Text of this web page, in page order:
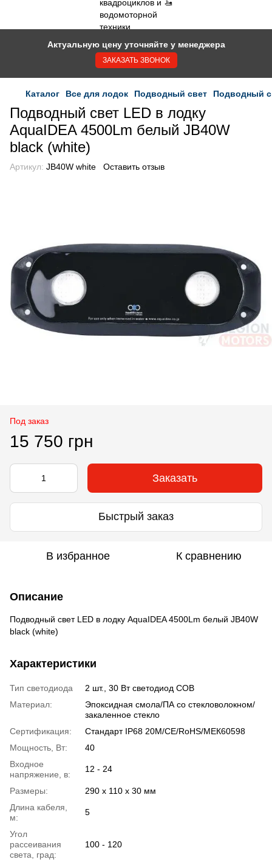
Актуальную цену уточняйте у менеджера
ЗАКАЗАТЬ ЗВОНОК
Каталог Все для лодок Подводный свет Подводный
Подводный свет LED в лодку
AquaIDEA 4500Lm белый JB40W
black (white)
Артикул: JB40W white Оставить отзыв
Под заказ
15 750 грн
Заказать
Быстрый заказ
В избранное К сравнению
Описание
Подводный свет LED в лодку AquaIDEA 4500Lm белый JB40W
black (white)
Характеристики
Тип светодиода
2 шт., 30 Вт светодиод COB
Материал:
Эпоксидная смола/ПА со стекловолокном/
закаленное стекло
Сертификация:
Cтандарт IP68 20M/CE/RoHS/МЕК60598
Мощность, Вт:
40
Входное
напряжение, в:
12 - 24
Размеры:
290 x 110 x 30 мм
Длина кабеля,
м:
5
Угол
рассеивания
света, град:
100 - 120